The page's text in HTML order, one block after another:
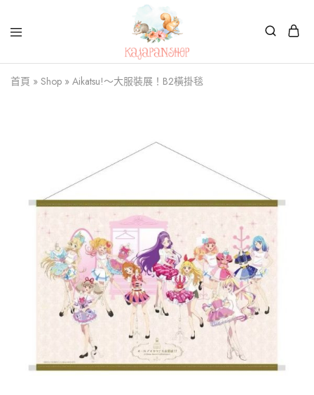
Kajapanshop
日
韓
首頁 » Shop » Aikatsu!～大服裝展！B2橫掛毯